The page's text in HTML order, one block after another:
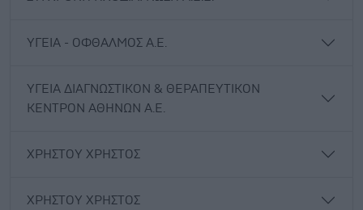
ΥΓΕΙΑ - ΟΦΘΑΛΜΟΣ Α.Ε.
ΥΓΕΙΑ ΔΙΑΓΝΩΣΤΙΚΟΝ & ΘΕΡΑΠΕΥΤΙΚΟΝ
ΚΕΝΤΡΟΝ ΑΘΗΝΩΝ Α.Ε.
ΧΡΗΣΤΟΥ ΧΡΗΣΤΟΣ
ΧΡΗΣΤΟΥ ΧΡΗΣΤΟΣ